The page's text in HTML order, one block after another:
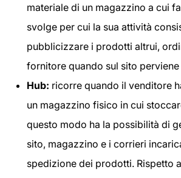
materiale di un magazzino a cui
svolge per cui la sua attività
pubblicizzare i prodotti altrui,
fornitore quando sul sito
Hub: ricorre quando il venditore
un magazzino fisico in cui
questo modo ha la possibilità di
sito, magazzino e i corrieri
spedizione dei prodotti. Rispetto